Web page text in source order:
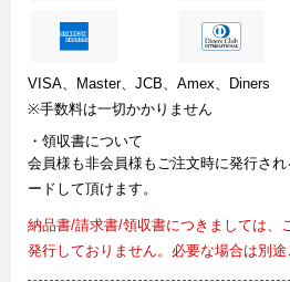
VISA、Master、JCB、Amex、Diners
※手数料は一切かかりません
・領収書について
会員様も非会員様もご注文時に発行さ
ードして頂けます。
納品書/請求書/領収書につきましては、
発行しておりません。必要な場合は別途